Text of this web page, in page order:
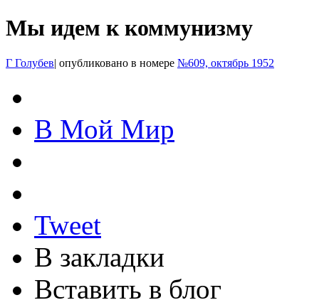
Мы идем к коммунизму
Г Голубев| опубликовано в номере №609, октябрь 1952
В Мой Мир
Tweet
В закладки
Вставить в блог